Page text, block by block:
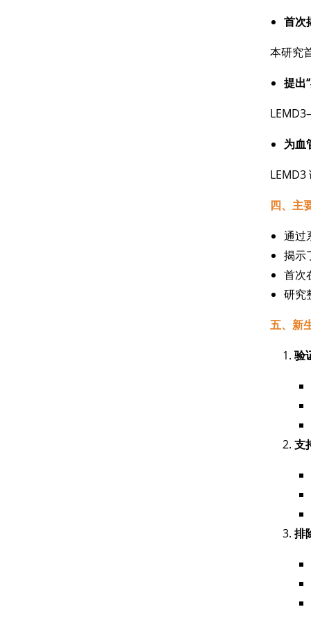
首次
本研究
提出
为血
LEMD3
四、主
通过
揭示
首次
研究
五、新
验
支
排